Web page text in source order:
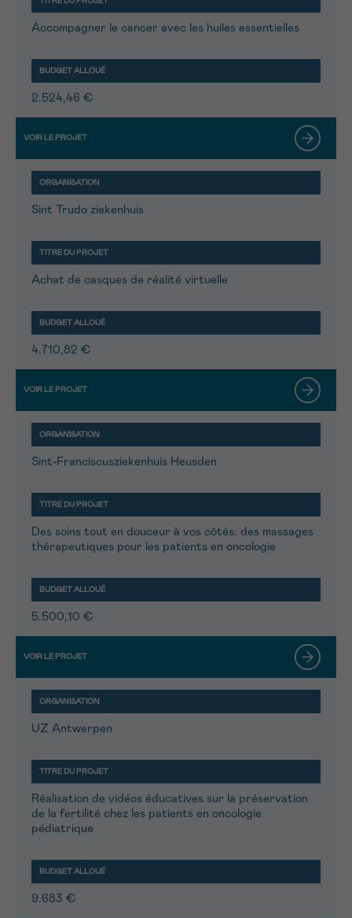
Accompagner le cancer avec les huiles essentielles
2.524,46 €
Sint Trudo ziekenhuis
Achat de casques de réalité virtuelle
4.710,82 €
Sint-Franciscusziekenhuis Heusden
Des soins tout en douceur à vos côtés: des massages
thérapeutiques pour les patients en oncologie
5.500,10 €
UZ Antwerpen
Réalisation de vidéos éducatives sur la préservation
de la fertilité chez les patients en oncologie
pédiatrique
9.683 €